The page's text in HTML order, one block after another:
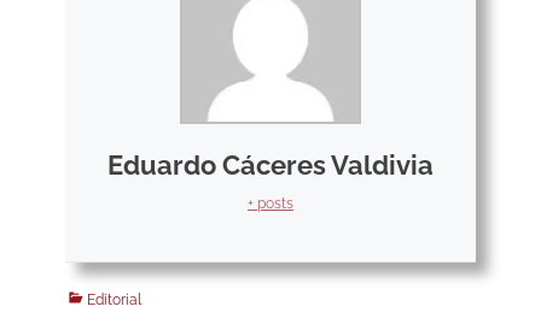
Eduardo Cáceres Valdivia
+ posts
Categories
Editorial